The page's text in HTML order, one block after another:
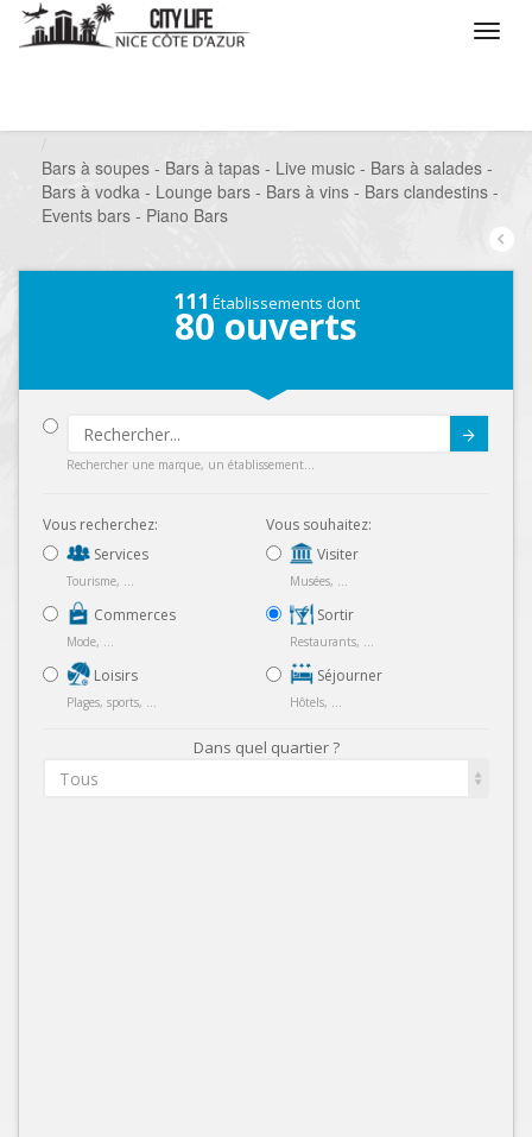
Bars à soupes - Bars à tapas - Live music - Bars à salades -
Bars à vodka - Lounge bars - Bars à vins - Bars clandestins -
Events bars - Piano Bars
111 Établissements dont
80 ouverts
Rechercher une marque, un établissement...
Vous recherchez:
Services
Tourisme, ...
Commerces
Mode, ...
Loisirs
Plages, sports, ...
Vous souhaitez:
Visiter
Musées, ...
Sortir
Restaurants, ...
Séjourner
Hôtels, ...
Dans quel quartier ?
Tous